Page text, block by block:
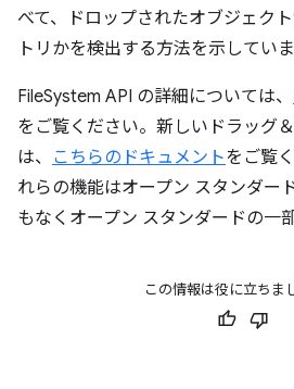
べて、ドロップされたオブジェク
トリかを検出する方法を示していま
FileSystem API の詳細については、
をご覧ください。新しいドラッグ
は、 こちらのドキュメントをご覧
れらの機能はオープン スタンダー
もなくオープン スタンダードの一
この情報は役に立ちま